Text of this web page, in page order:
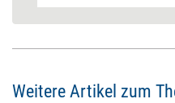
Weitere Artikel zum